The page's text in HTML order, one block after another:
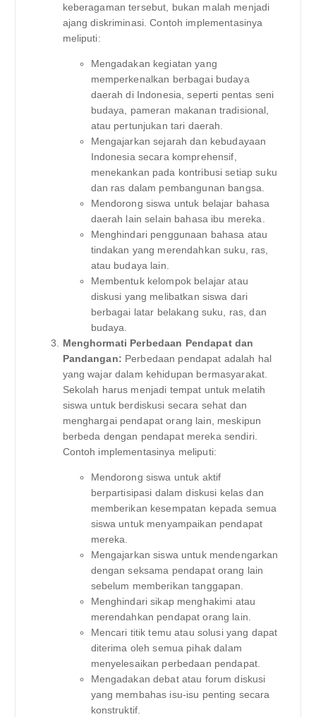
keberagaman tersebut, bukan malah menjadi
ajang diskriminasi. Contoh implementasinya
meliputi:
Mengadakan kegiatan yang
memperkenalkan berbagai budaya
daerah di Indonesia, seperti pentas seni
budaya, pameran makanan tradisional,
atau pertunjukan tari daerah.
Mengajarkan sejarah dan kebudayaan
Indonesia secara komprehensif,
menekankan pada kontribusi setiap suku
dan ras dalam pembangunan bangsa.
Mendorong siswa untuk belajar bahasa
daerah lain selain bahasa ibu mereka.
Menghindari penggunaan bahasa atau
tindakan yang merendahkan suku, ras,
atau budaya lain.
Membentuk kelompok belajar atau
diskusi yang melibatkan siswa dari
berbagai latar belakang suku, ras, dan
budaya.
Menghormati Perbedaan Pendapat dan
Pandangan: Perbedaan pendapat adalah hal
yang wajar dalam kehidupan bermasyarakat.
Sekolah harus menjadi tempat untuk melatih
siswa untuk berdiskusi secara sehat dan
menghargai pendapat orang lain, meskipun
berbeda dengan pendapat mereka sendiri.
Contoh implementasinya meliputi:
Mendorong siswa untuk aktif
berpartisipasi dalam diskusi kelas dan
memberikan kesempatan kepada semua
siswa untuk menyampaikan pendapat
mereka.
Mengajarkan siswa untuk mendengarkan
dengan seksama pendapat orang lain
sebelum memberikan tanggapan.
Menghindari sikap menghakimi atau
merendahkan pendapat orang lain.
Mencari titik temu atau solusi yang dapat
diterima oleh semua pihak dalam
menyelesaikan perbedaan pendapat.
Mengadakan debat atau forum diskusi
yang membahas isu-isu penting secara
konstruktif.